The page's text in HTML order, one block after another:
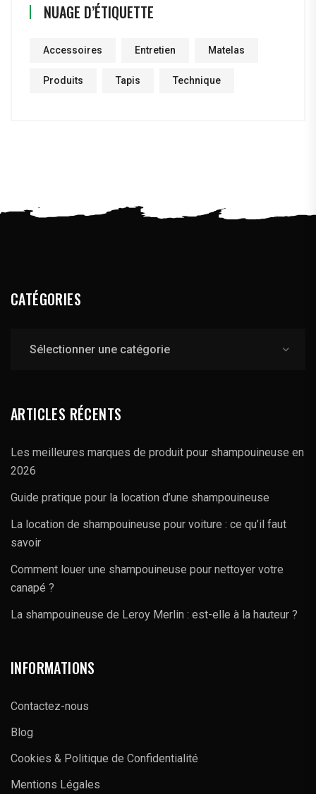
NUAGE D’ÉTIQUETTE
Accessoires Entretien Matelas
Produits Tapis Technique
CATÉGORIES
ARTICLES RÉCENTS
Les meilleures marques de produit pour shampouineuse en
2026
Guide pratique pour la location d’une shampouineuse
La location de shampouineuse pour voiture : ce qu’il faut
savoir
Comment louer une shampouineuse pour nettoyer votre
canapé ?
La shampouineuse de Leroy Merlin : est-elle à la hauteur ?
INFORMATIONS
Contactez-nous
Blog
Cookies & Politique de Confidentialité
Mentions Légales